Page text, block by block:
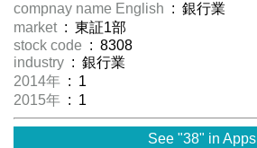
compnay name English : 銀行業
market : 東証1部
stock code : 8308
industry : 銀行業
2014年 : 1
2015年 : 1
See "38" in Apps